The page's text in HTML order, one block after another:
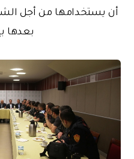
أن يستخدامها من أجل
بعدها